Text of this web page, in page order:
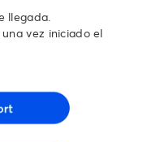
llegada.
vez iniciado el